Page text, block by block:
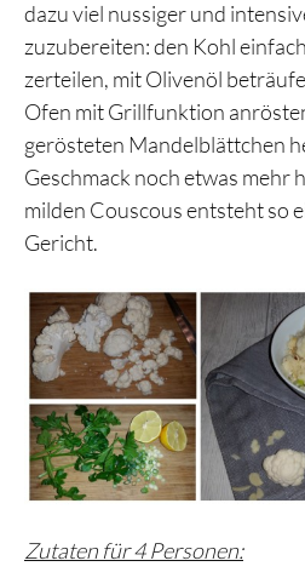
dazu viel nussiger und
zuzubereiten: den Kohl
zerteilen, mit Olivenöl
Ofen mit Grillfunktion
gerösteten Mandelblättchen
Geschmack noch etwas mehr
milden Couscous entsteht so
Gericht.
Zutaten für 4 Personen: